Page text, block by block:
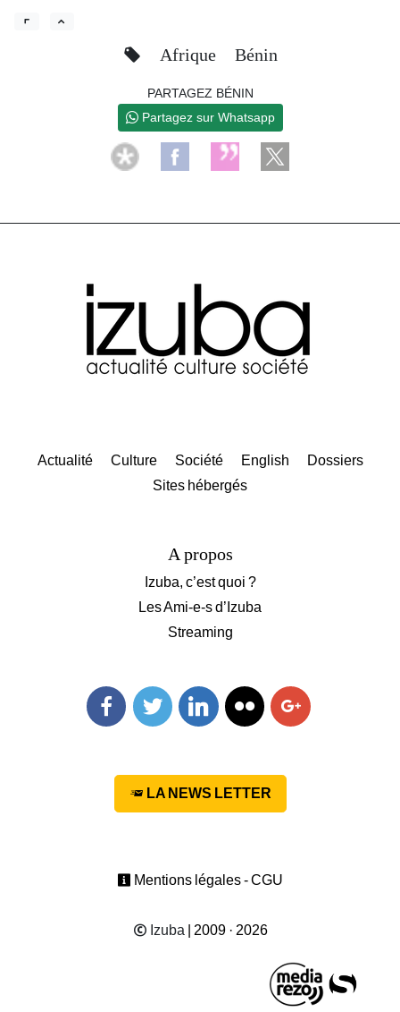
Afrique Bénin
PARTAGEZ BÉNIN
Partagez sur Whatsapp
Actualité Culture Société English
Dossiers
Sites hébergés
A propos
Izuba, c’est quoi ?
Les Ami-e-s d’Izuba
Streaming
LA NEWS LETTER
Mentions légales - CGU
Izuba | 2009 · 2026